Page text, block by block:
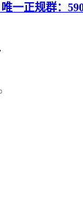
一正规群：